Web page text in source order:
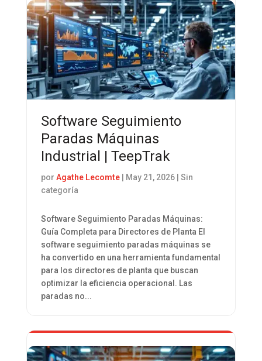
Software Seguimiento
Paradas Máquinas
Industrial | TeepTrak
por Agathe Lecomte| May 21, 2026| Sin
categoría
Software Seguimiento Paradas Máquinas:
Guía Completa para Directores de Planta El
software seguimiento paradas máquinas se
ha convertido en una herramienta fundamental
para los directores de planta que buscan
optimizar la eficiencia operacional. Las
paradas no...